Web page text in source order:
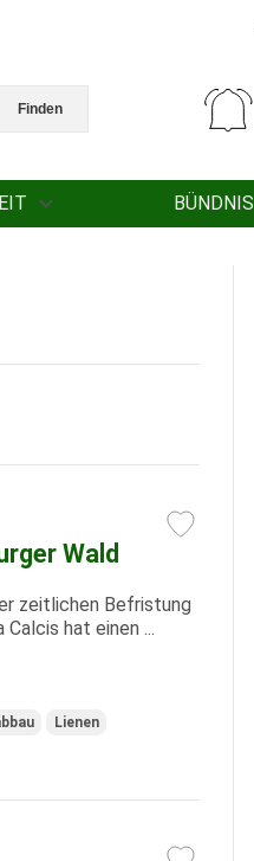
BÜNDNIS
Finden
Wald
zeitlichen Befristung
hat einen ...
Lienen